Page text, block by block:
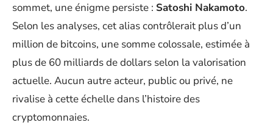
sommet, une énigme persiste : Satoshi Nakamoto.
Selon les analyses, cet alias contrôlerait plus d’un
million de bitcoins, une somme colossale, estimée à
plus de 60 milliards de dollars selon la valorisation
actuelle. Aucun autre acteur, public ou privé, ne
rivalise à cette échelle dans l’histoire des
cryptomonnaies.